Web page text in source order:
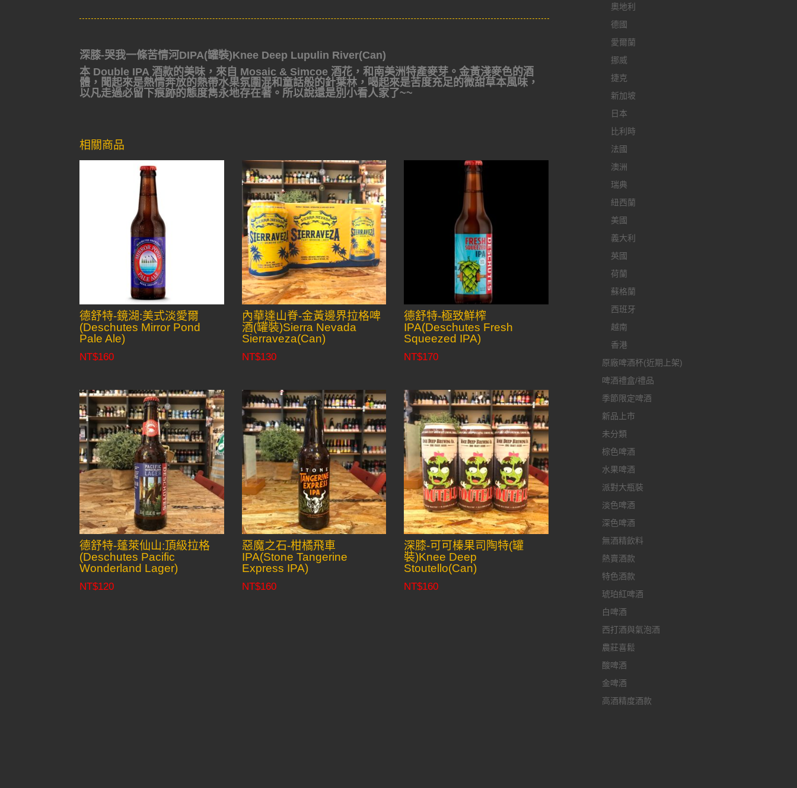
深膝-哭我一條苦情河DIPA(罐裝)Knee Deep Lupulin River(Can)
本 Double IPA 酒款的美味，來自 Mosaic & Simcoe 酒花，和南美洲特產麥芽。金黃淺麥色的酒
體，聞起來是熱情奔放的熱帶水果氛圍混和童話般的針葉林，喝起來是苦度充足的微甜草本風味，
以凡走過必留下痕跡的態度雋永地存在著。所以說還是別小看人家了~~
相關商品
德舒特-鏡湖:美式淡愛爾
(Deschutes Mirror Pond
Pale Ale)
NT$160
內華達山脊-金黃邊界拉格啤
酒(罐裝)Sierra Nevada
Sierraveza(Can)
NT$130
德舒特-極致鮮榨
IPA(Deschutes Fresh
Squeezed IPA)
NT$170
德舒特-蓬萊仙山:頂級拉格
(Deschutes Pacific
Wonderland Lager)
NT$120
惡魔之石-柑橘飛車
IPA(Stone Tangerine
Express IPA)
NT$160
深膝-可可榛果司陶特(罐
裝)Knee Deep
Stoutello(Can)
NT$160
奧地利
德國
愛爾蘭
挪威
捷克
新加坡
日本
比利時
法國
澳洲
瑞典
紐西蘭
美國
義大利
英國
荷蘭
蘇格蘭
西班牙
越南
香港
原廠啤酒杯(近期上架)
啤酒禮盒/禮品
季節限定啤酒
新品上市
未分類
棕色啤酒
水果啤酒
派對大瓶裝
淡色啤酒
深色啤酒
無酒精飲料
熱賣酒款
特色酒款
琥珀紅啤酒
白啤酒
西打酒與氣泡酒
農莊喜鬆
酸啤酒
金啤酒
高酒精度酒款